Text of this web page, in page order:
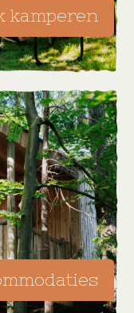
kamperen